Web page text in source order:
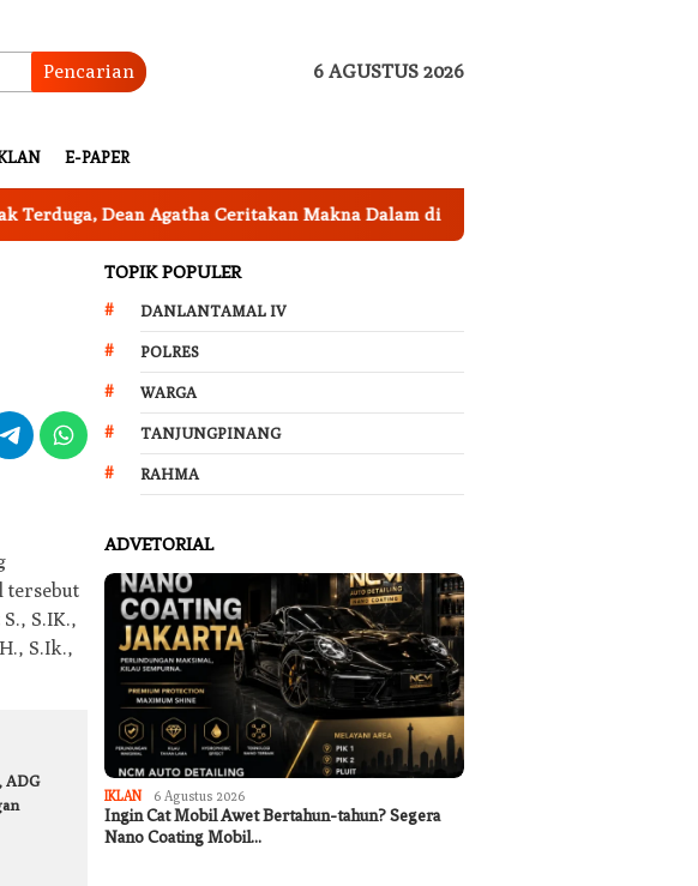
Pencarian 6 AGUSTUS 2026
E-PAPER
Dean Agatha Ceritakan Makna Dalam di Balik Lagu ‘Membatu’, Bikin
tersebut
S.IK.,
S.Ik.,
ADG
TOPIK POPULER
DANLANTAMAL IV
POLRES
WARGA
TANJUNGPINANG
RAHMA
ADVETORIAL
IKLAN 6 Agustus 2026
Ingin Cat Mobil Awet Bertahun-tahun? Segera
Nano Coating Mobil…